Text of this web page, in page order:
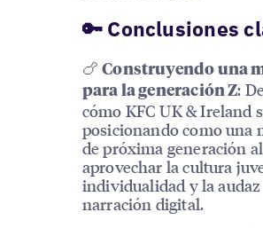
🔑 Conclusiones
🍗Construyendo una
para la generación Z:
cómo KFC UK & Ireland
posicionando como una
de próxima generación al
aprovechar la cultura
individualidad y la audaz
narración digital.